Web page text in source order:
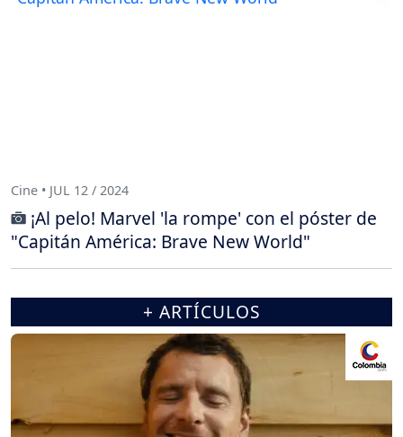
Cine • JUL 12 / 2024
¡Al pelo! Marvel 'la rompe' con el póster de
"Capitán América: Brave New World"
+ ARTÍCULOS